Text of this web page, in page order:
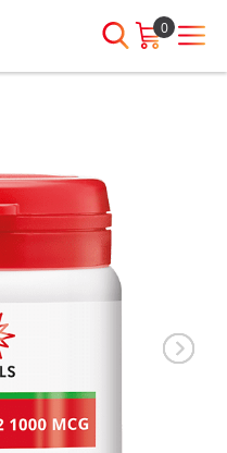
0
E-mailadres
Wachtwoord
Wachtwoord